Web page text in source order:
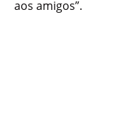
aos amigos”.